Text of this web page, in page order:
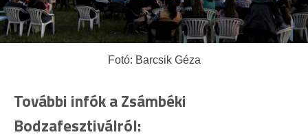
Fotó: Barcsik Géza
További infók a Zsámbéki
Bodzafesztiválról: